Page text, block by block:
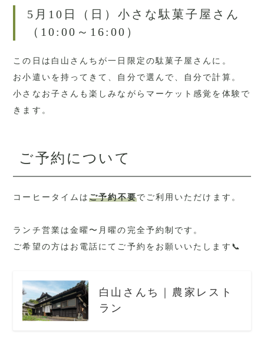
5月10日（日）小さな駄菓子屋さん
（10:00～16:00）
この日は白山さんちが一日限定の駄菓子屋さんに。
お小遣いを持ってきて、自分で選んで、自分で計算。
小さなお子さんも楽しみながらマーケット感覚を体験で
きます。
ご予約について
コーヒータイムはご予約不要でご利用いただけます。
ランチ営業は金曜〜月曜の完全予約制です。
ご希望の方はお電話にてご予約をお願いいたします📞
白山さんち｜農家レスト
ラン